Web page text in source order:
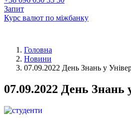
Запит
Курс валют по міжбанку
Рядок
Головна
Новини
07.09.2022 День Знань у
07.09.2022 День Знань
Перша
Image